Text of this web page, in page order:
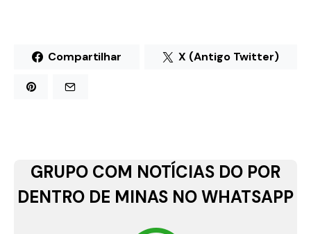
Compartilhar X (Antigo Twitter)
GRUPO COM NOTÍCIAS DO POR
DENTRO DE MINAS NO WHATSAPP